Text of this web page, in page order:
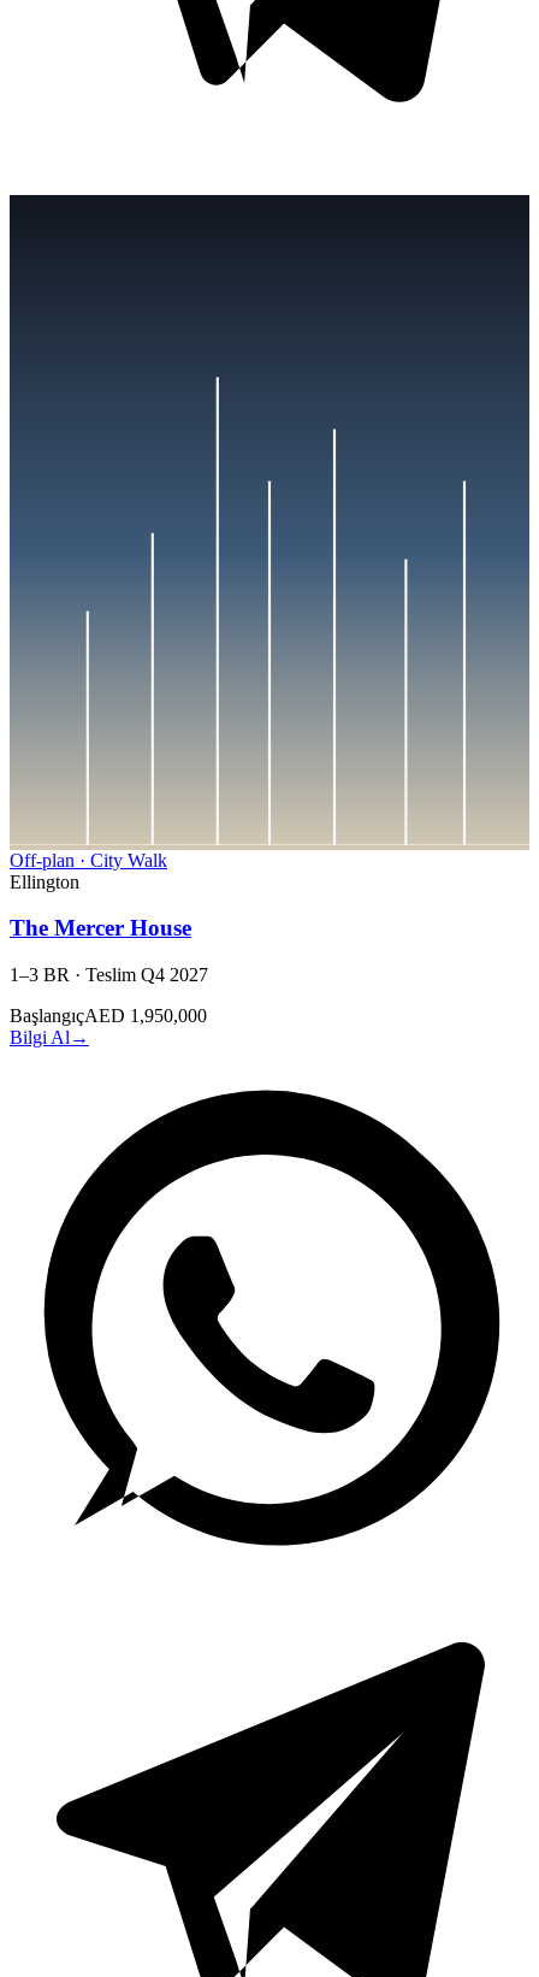
Off-plan · City Walk
Ellington
The Mercer House
1–3 BR · Teslim Q4 2027
BaşlangıçAED 1,950,000
Bilgi Al →